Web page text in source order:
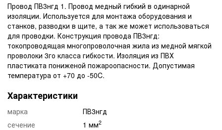
Провод ПВ3нгд 1. Провод медный гибкий в одинарной
изоляции. Используется для монтажа оборудования и
станков, разводки в щите, а так же может использоваться
для проводки. Конструкция провода ПВ3нгд:
токопроводящая многопроволочная жила из медной мягкой
проволоки 3го класса гибкости. Изоляция из ПВХ
пластиката пониженой пожароопасности. Допустимая
температура от +70 до -50C.
Характеристики
марка
ПВ3нгд
сечение
1 мм2